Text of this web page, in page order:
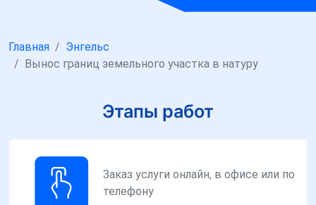
Главная
Энгельс
Вынос границ земельного участка в натуру
Этапы работ
Заказ услуги онлайн, в офисе или по
телефону